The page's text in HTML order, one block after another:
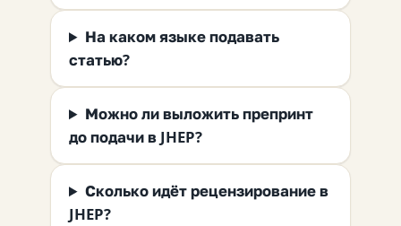
На каком языке подавать
статью?
Можно ли выложить препринт
до подачи в JHEP?
Сколько идёт рецензирование в
JHEP?